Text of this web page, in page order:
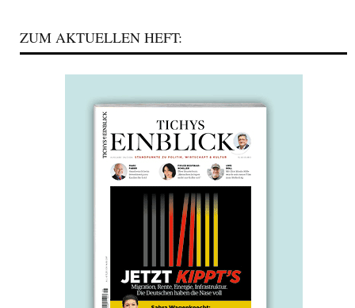
ZUM AKTUELLEN HEFT: